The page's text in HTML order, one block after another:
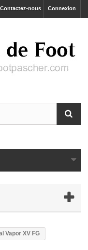
Connexion
Contactez-nous
Vapor XV FG